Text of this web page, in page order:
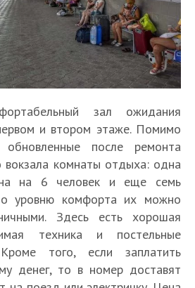
зал ожидания
и втором этаже. Помимо
после ремонта
комнаты отдыха: одна
на 6 человек и еще семь
уровню комфорта их можно
Здесь есть хорошая
техника и постельные
того, если заплатить
денег, то в номер доставят